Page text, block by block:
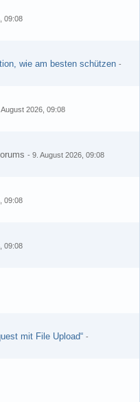
09:08
wie am besten schützen -
August 2026, 09:08
- 9. August 2026, 09:08
09:08
09:08
mit File Upload“ -